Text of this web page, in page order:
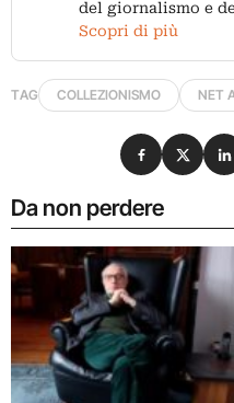
del giornalismo e
Scopri di più
TAG COLLEZIONISMO NET
Da non perdere
Condividi su